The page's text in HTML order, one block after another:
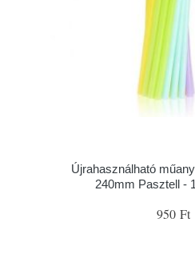
Újrahasználható
240mm Pasztell -
950 Ft